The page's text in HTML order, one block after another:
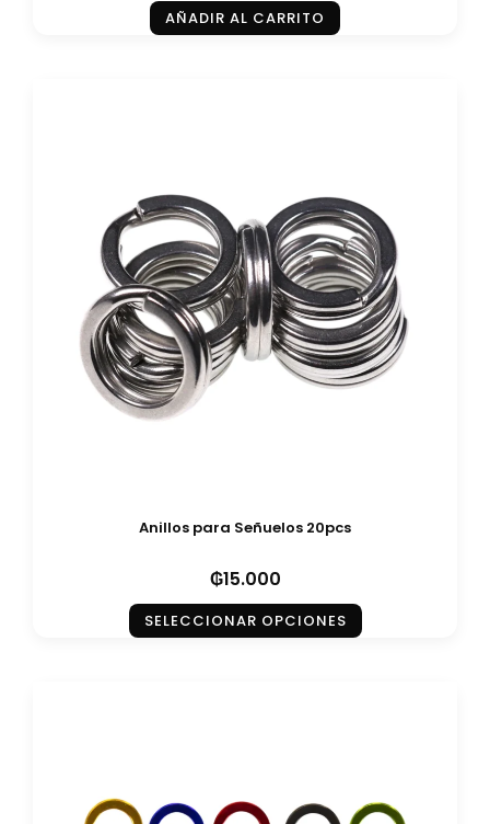
AÑADIR AL CARRITO
Anillos para Señuelos 20pcs
₲15.000
SELECCIONAR OPCIONES